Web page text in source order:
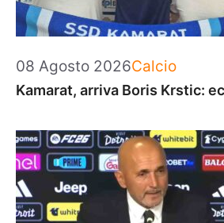
08 Agosto 2026Categorie
Calcio
Kamarat, arriva Boris Krstic: